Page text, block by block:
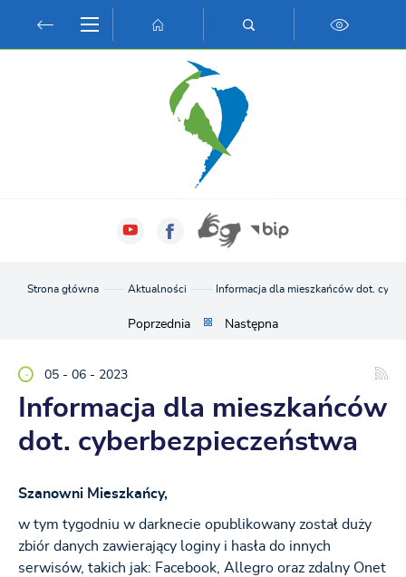
Przejdź do wyszukiwarki.
Przejdź do ustawień wielkości czcionki.
Włącz wersję kontrastową strony.
Strona główna Aktualności Informacja dla mieszkańców dot.
Poprzednia Następna
05 - 06 - 2023
Informacja dla mieszkańców
dot. cyberbezpieczeństwa
Szanowni Mieszkańcy,
w tym tygodniu w darknecie opublikowany został duży
zbiór danych zawierający loginy i hasła do innych
serwisów, takich jak: Facebook, Allegro oraz zdalny Onet